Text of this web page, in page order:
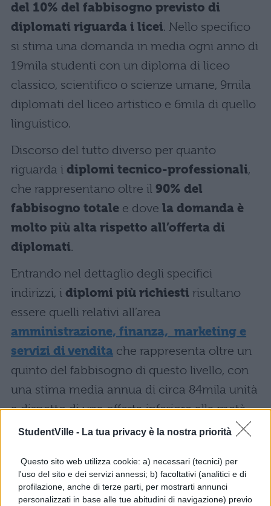
StudentVille - La tua privacy è la nostra priorità
Questo sito web utilizza cookie: a) necessari (tecnici) per
l'uso del sito e dei servizi annessi; b) facoltativi (analitici e di
profilazione, anche di terze parti, per mostrarti annunci
personalizzati in base alle tue abitudini di navigazione) previo
del 10% del fabbisogno previsto di
diplomati riguarda i licei. Nello specifico
si stima una domanda in media ogni anno di
19mila studenti con un diploma di liceo
classico, scientifico o scienze umane, 9mila
diplomati del liceo artistico e 6mila di quello
linguistico.
Discorso del tutto diverso per quanto
riguarda i diplomi tecnico-professionali,
che rappresentano oltre il 90% del
fabbisogno totale e dove la domanda è
molto più alta rispetto all’offerta di
diplomati.
Entrando nel dettaglio degli specifici
indirizzi, i diplomi più richiesti risultano
essere quelli relativi all’area
amministrazione, finanza, marketing e
servizi di vendita che rappresenta oltre un
quinto del fabbisogno di questo livello, con
una stima media annua di circa 84mila unità
a dispetto di una offerta inferiore alla metà
(40mila unità).
A seguire troviamo a distanza il settore
relativo aturismo e ristorazionecon
57mila unità all’anno contro una offerta di